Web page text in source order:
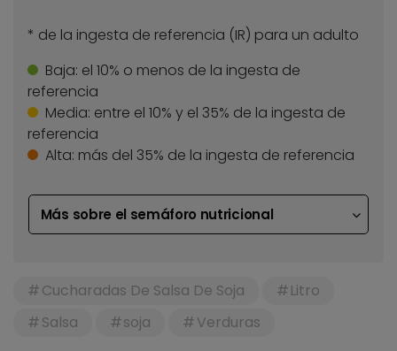
* de la ingesta de referencia (IR) para un adulto
Baja: el 10% o menos de la ingesta de
referencia
Media: entre el 10% y el 35% de la ingesta de
referencia
Alta: más del 35% de la ingesta de referencia
Más sobre el semáforo nutricional
Cucharadas De Salsa De Soja
Litro
Salsa
soja Verduras